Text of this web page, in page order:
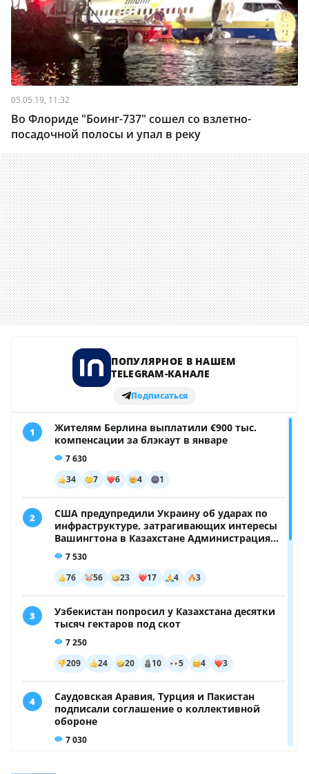
05.05.19, 11:32
Во Флориде "Боинг-737" сошел со взлетно-
посадочной полосы и упал в реку